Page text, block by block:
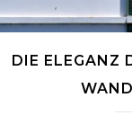
DIE ELEGANZ